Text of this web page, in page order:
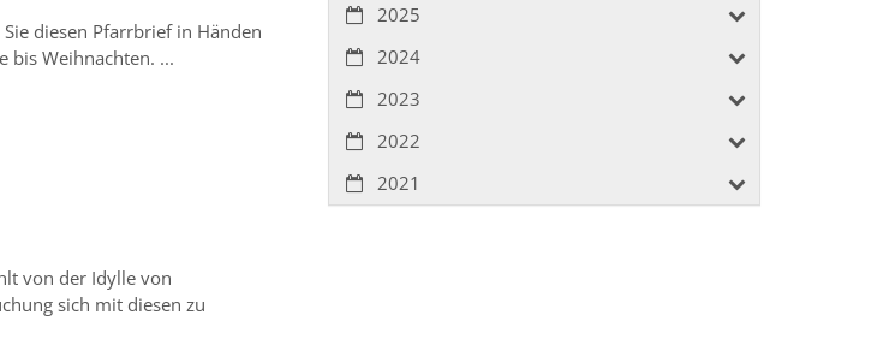
diesen Pfarrbrief in Händen
bis Weihnachten. ...
von der Idylle von
sich mit diesen zu
2025
2024
2023
2022
2021